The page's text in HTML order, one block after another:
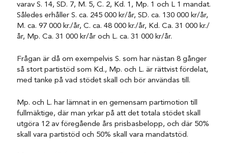
varav S. 14, SD. 7, M. 5, C. 2, Kd. 1, Mp. 1 och L 1 mandat.
Således erhåller S. ca. 245 000 kr/år, SD. ca. 130 000 kr/år,
M. ca. 97 000 kr./år, C. ca. 48 000 kr./år, Kd. Ca. 31 000 kr./
år, Mp. Ca. 31 000 kr/år och L. ca. 31 000 kr/år.
Frågan är då om exempelvis S. som har nästan 8 gånger
så stort partistöd som Kd., Mp. och L. är rättvist fördelat,
med tanke på vad stödet skall och bör användas till.
Mp. och L. har lämnat in en gemensam partimotion till
fullmäktige, där man yrkar på att det totala stödet skall
utgöra 12 av föregående års prisbasbelopp, och där 50%
skall vara partistöd och 50% skall vara mandatstöd.